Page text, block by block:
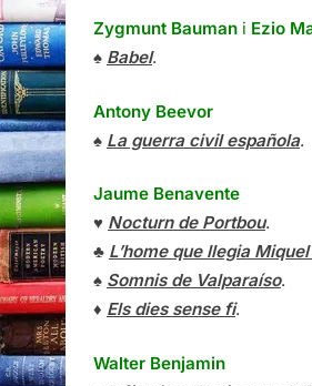
Zygmunt Bauman i Ezio
♠ Babel.
Antony Beevor
♠ La guerra civil española.
Jaume Benavente
♥ Nocturn de Portbou.
♣ L’home que llegia
♠ Somnis de Valparaíso.
♦ Els dies sense fi.
Walter Benjamin